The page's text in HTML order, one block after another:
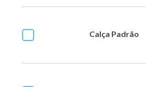
Calça Padrão